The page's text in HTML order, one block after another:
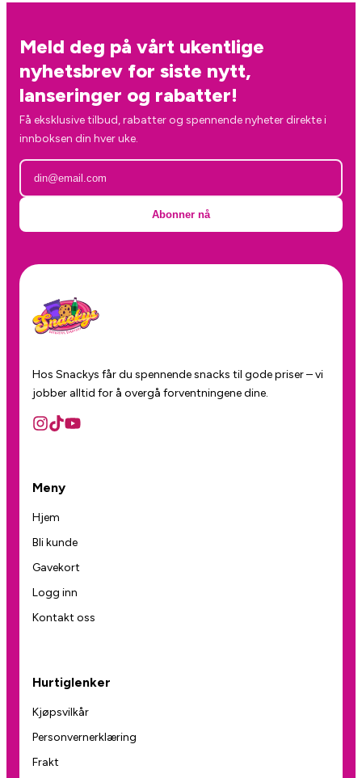
Meld deg på vårt ukentlige
nyhetsbrev for siste nytt,
lanseringer og rabatter!
Få eksklusive tilbud, rabatter og spennende nyheter direkte i
innboksen din hver uke.
Abonner nå
Hos Snackys får du spennende snacks til gode priser – vi
jobber alltid for å overgå forventningene dine.
Meny
Hjem
Bli kunde
Gavekort
Logg inn
Kontakt oss
Hurtiglenker
Kjøpsvilkår
Personvernerklæring
Frakt